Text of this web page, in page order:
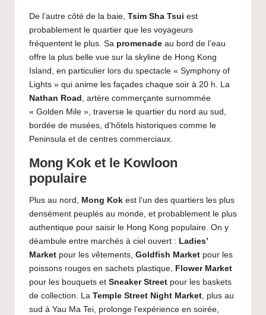
De l’autre côté de la baie, Tsim Sha Tsui est
probablement le quartier que les voyageurs
fréquentent le plus. Sa promenade au bord de l’eau
offre la plus belle vue sur la skyline de Hong Kong
Island, en particulier lors du spectacle « Symphony of
Lights » qui anime les façades chaque soir à 20 h. La
Nathan Road , artère commerçante surnommée
« Golden Mile », traverse le quartier du nord au sud,
bordée de musées, d’hôtels historiques comme le
Peninsula et de centres commerciaux.
Mong Kok et le Kowloon
populaire
Plus au nord, Mong Kok est l’un des quartiers les plus
densément peuplés au monde, et probablement le plus
authentique pour saisir le Hong Kong populaire. On y
déambule entre marchés à ciel ouvert : Ladies’
Market pour les vêtements, Goldfish Market pour les
poissons rouges en sachets plastique, Flower Market
pour les bouquets et Sneaker Street pour les baskets
de collection. La Temple Street Night Market, plus au
sud à Yau Ma Tei, prolonge l’expérience en soirée,